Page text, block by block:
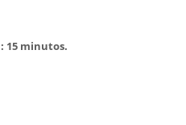
15 minutos.